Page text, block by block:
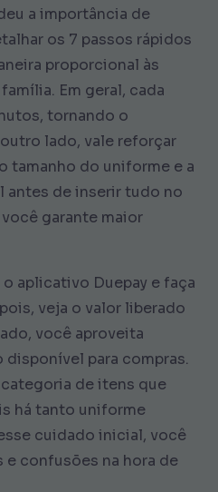
a importância de
os 7 passos rápidos
proporcional às
Em geral, cada
tornando o
lado, vale reforçar
tamanho do uniforme e a
antes de inserir tudo no
garante maior
o aplicativo Duepay e faça
veja o valor liberado
você aproveita
para compras.
de itens que
há tanto uniforme
cuidado inicial, você
confusões na hora de